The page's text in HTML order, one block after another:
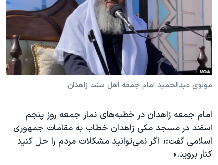
فرهنگ و زندگی
حقوق شهروندی
اقتصادی
علم و فناوری
آرشیو پخش زنده
مستندها
انتخابات ریاست جمهوری آمریکا ۲۰۲۴
حمله جمهوری اسلامی به اسرائیل
رمز مهسا
مجموعه مستندهای دادخواهی
تریبونال مردمی آبان ۹۸
دنبال کنید
زبانهای مختلف
مولوی عبدالحمید امام جمعه اهل سنت زاهدان
امام جمعه زاهدان در خطبه‌های نماز جمعه روز پنجم
اسفند در مسجد مکی زاهدان خطاب به مقامات جمهوری
اسلامی گفت:« اگر نمی‌توانید مشکلات مردم را حل کنید
کنار بروید.»